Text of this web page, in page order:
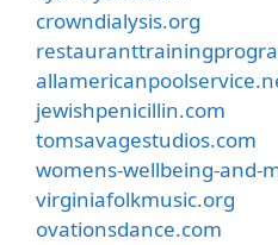
crowndialysis.org
jewishpenicillin.com
tomsavagestudios.com
womens-wellbeing-and-
virginiafolkmusic.org
ovationsdance.com